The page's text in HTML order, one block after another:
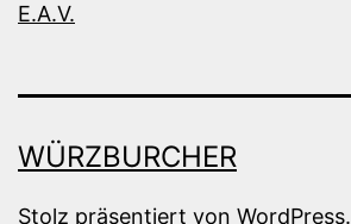
E.A.V.
WÜRZBURCHER
Stolz präsentiert von WordPress.